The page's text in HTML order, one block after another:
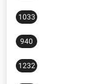
1033
940
1232